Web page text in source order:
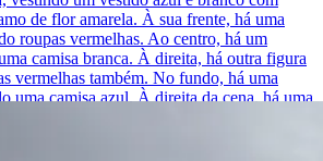
de flor amarela. À sua frente, há uma
roupas vermelhas. Ao centro, há um
camisa branca. À direita, há outra figura
vermelhas também. No fundo, há uma
uma camisa azul. À direita da cena, há uma
mão em português.